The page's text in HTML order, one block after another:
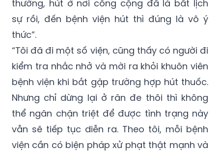
thức”.
“Tôi đã đi một số viện, cũng thấy có người đi
kiểm tra nhắc nhở và mời ra khỏi khuôn viên
bệnh viện khi bắt gặp trường hợp hút thuốc.
Nhưng chỉ dừng lại ở răn đe thôi thì không
thể ngăn chặn triệt để được tình trạng này
vẫn sẽ tiếp tục diễn ra. Theo tôi, mỗi bệnh
viện cần có biện pháp xử phạt thật mạnh và
nghiêm thực sự” – chị T nói thêm.